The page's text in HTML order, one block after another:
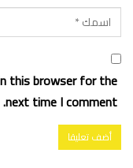
this browser for the
next time I comment.